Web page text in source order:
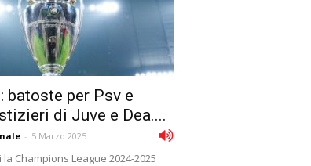
batoste per Psv e
di Juve e Dea....
- 5 Marzo 2025
Champions League 2024-2025